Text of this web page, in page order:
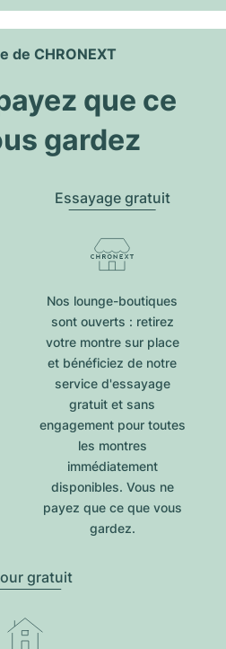
de CHRONEXT
que ce
gardez
Essayage gratuit
Nos lounge-boutiques
sont ouverts : retirez
votre montre sur place
et bénéficiez de notre
service d'essayage
gratuit et sans
engagement pour toutes
les montres
immédiatement
disponibles. Vous ne
payez que ce que vous
gardez.
gratuit